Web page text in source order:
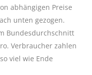
abhängigen Preise
unten gezogen.
Bundesdurchschnitt
Verbraucher zahlen
viel wie Ende